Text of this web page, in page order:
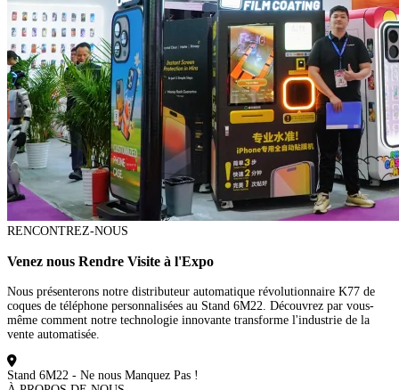
RENCONTREZ-NOUS
Venez nous Rendre Visite à l'Expo
Nous présenterons notre distributeur automatique révolutionnaire K77 de
coques de téléphone personnalisées au Stand 6M22. Découvrez par vous-
même comment notre technologie innovante transforme l'industrie de la
vente automatisée.
Stand 6M22 - Ne nous Manquez Pas !